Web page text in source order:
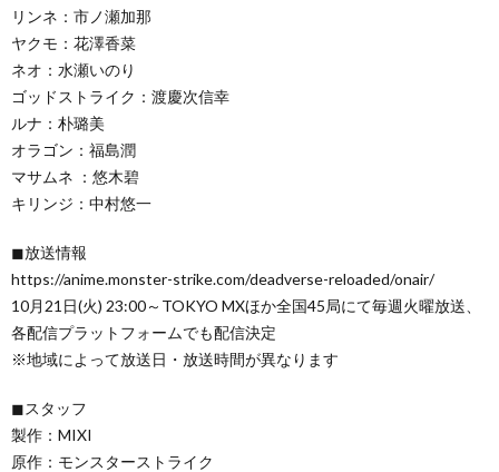
リンネ：市ノ瀬加那
ヤクモ：花澤香菜
ネオ：水瀬いのり
ゴッドストライク：渡慶次信幸
ルナ：朴璐美
オラゴン：福島潤
マサムネ ：悠木碧
キリンジ：中村悠一
◼︎放送情報
https://anime.monster-strike.com/deadverse-reloaded/onair/
10月21日(火) 23:00～TOKYO MXほか全国45局にて毎週火曜放送、
各配信プラットフォームでも配信決定
※地域によって放送日・放送時間が異なります
◼︎スタッフ
製作：MIXI
原作：モンスターストライク